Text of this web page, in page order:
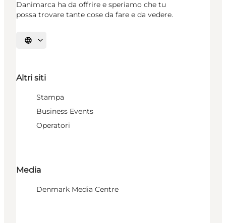
Danimarca ha da offrire e speriamo che tu
possa trovare tante cose da fare e da vedere.
Seleziona la lingua
Altri siti
Stampa
Business Events
Operatori
Media
Denmark Media Centre